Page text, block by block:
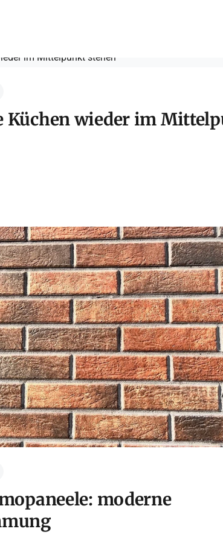
Küchen wieder im
moderne